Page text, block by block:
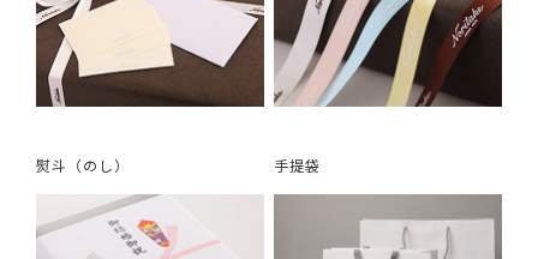
熨斗（のし） 手提袋